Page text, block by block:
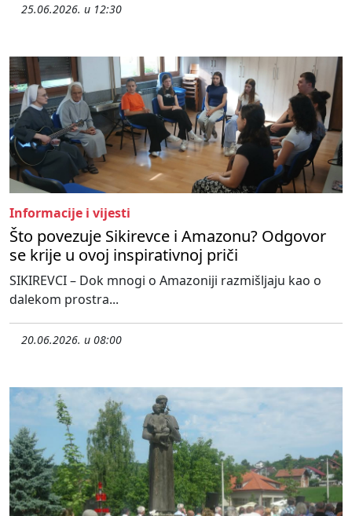
25.06.2026. u 12:30
Informacije i vijesti
Što povezuje Sikirevce i Amazonu? Odgovor
se krije u ovoj inspirativnoj priči
SIKIREVCI – Dok mnogi o Amazoniji razmišljaju kao o
dalekom prostra...
20.06.2026. u 08:00